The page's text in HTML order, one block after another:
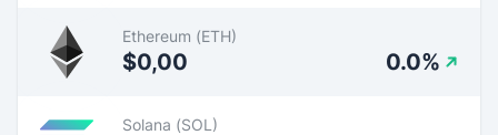
Ethereum (ETH)
$0,00 0.0%
Solana (SOL)